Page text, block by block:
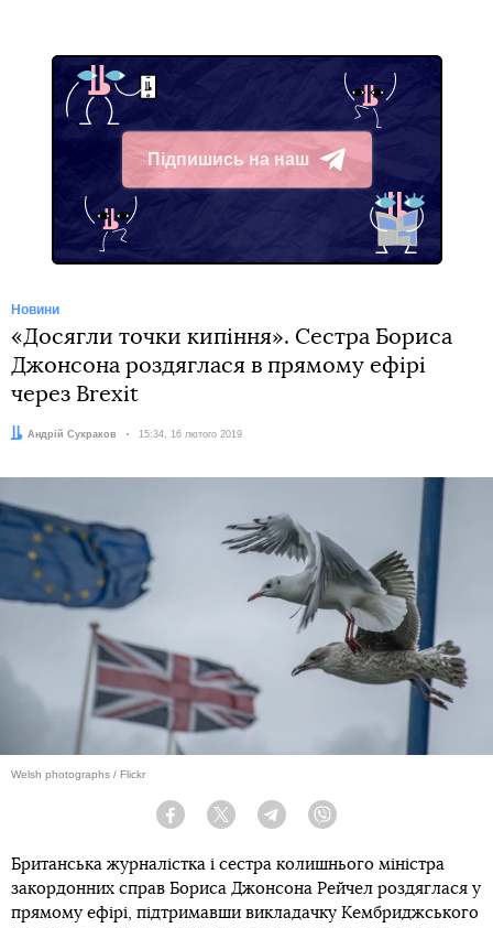
Підпишись на наш
Telegram
Новини
«Досягли точки кипіння». Сестра Бориса
Джонсона роздяглася в прямому ефірі
через Brexit
Автор:
Андрій Сухраков Дата:
15:34, 16 лютого 2019
Welsh photographs / Flickr
Facebook Twitter Telegram
Британська журналістка і сестра колишнього міністра
закордонних справ Бориса Джонсона Рейчел роздяглася у
прямому ефірі, підтримавши викладачку Кембриджського